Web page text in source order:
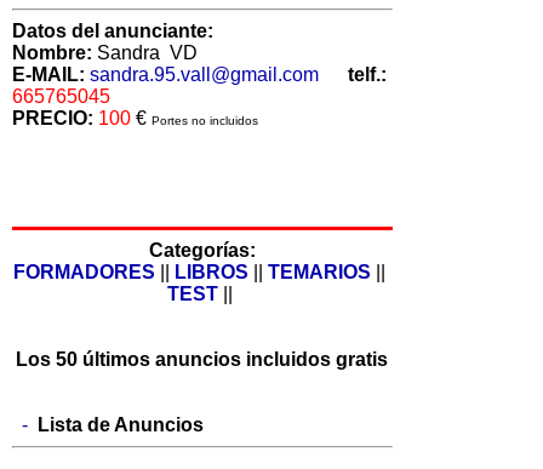
Datos del anunciante:
Nombre: Sandra VD
E-MAIL: sandra.95.vall@gmail.com
telf.:
665765045
PRECIO: 100 € Portes no incluidos
Categorías:
FORMADORES
LIBROS ||TEMARIOS
TEST||
Los 50 últimos anuncios incluidos gratis
- Lista de Anuncios